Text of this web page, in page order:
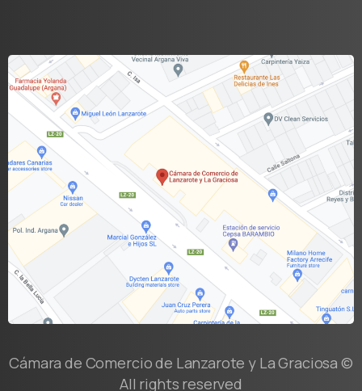
Cámara de Comercio de Lanzarote y La Graciosa ©
All rights reserved